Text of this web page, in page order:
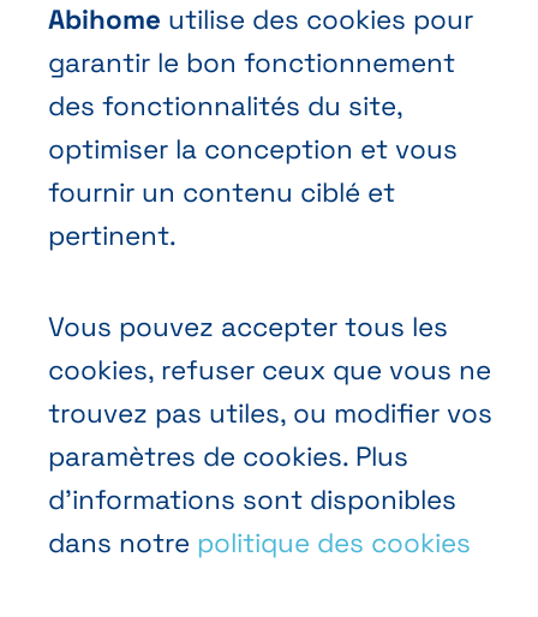
Conditions générales de vente
Politique vie privée
Cookies
Demander une offre
Prendre rendez-vous
Nous contacter
Abihome utilise des cookies pour
garantir le bon fonctionnement
des fonctionnalités du site,
optimiser la conception et vous
fournir un contenu ciblé et
pertinent.
Vous pouvez accepter tous les
cookies, refuser ceux que vous ne
trouvez pas utiles, ou modifier vos
paramètres de cookies. Plus
d’informations sont disponibles
dans notre politique des cookies